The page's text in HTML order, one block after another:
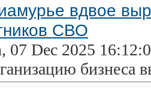
вдвое
СВО
07 Dec 2025
бизнеса